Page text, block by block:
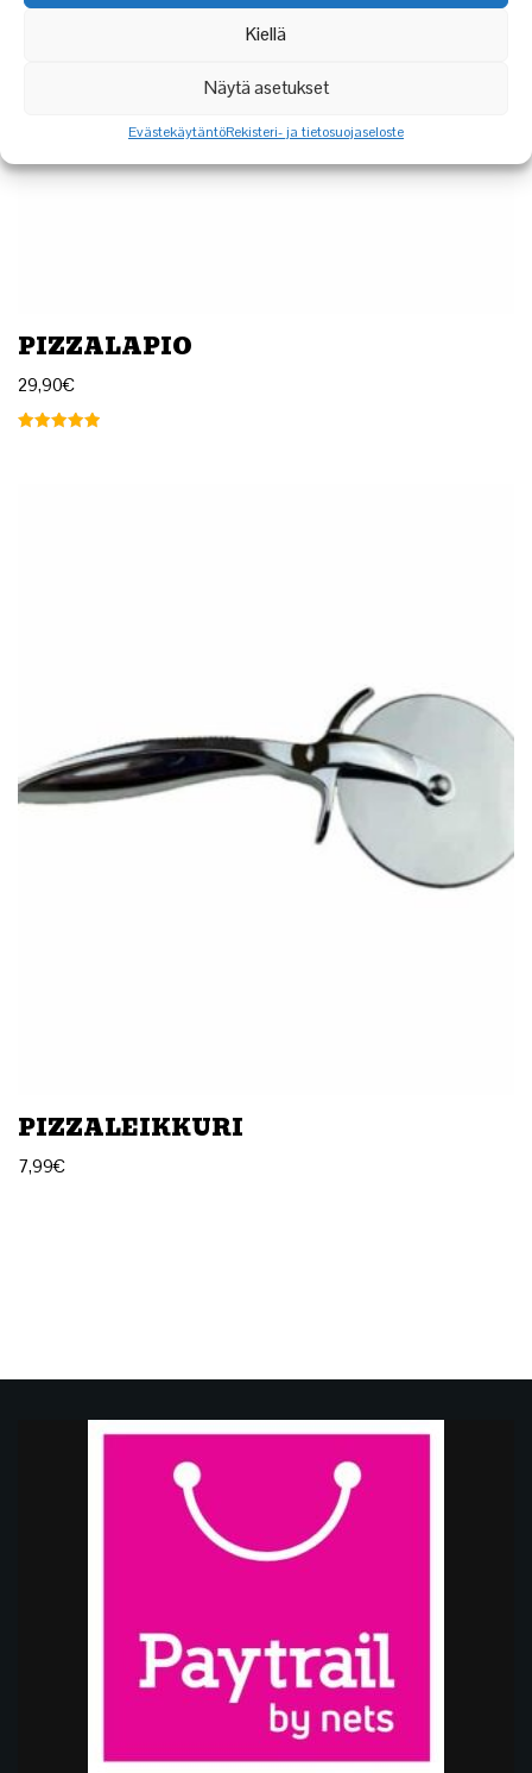
Kiellä
Näytä asetukset
EvästekäytäntöRekisteri- ja tietosuojaseloste
PIZZALAPIO
29,90€
PIZZALEIKKURI
7,99€